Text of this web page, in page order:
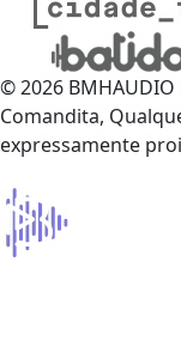
© 2026
Comandita,
expressamente